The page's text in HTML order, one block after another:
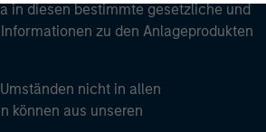
in diesen bestimmte gesetzliche und
zu den Anlageprodukten
nicht in allen
können aus unseren